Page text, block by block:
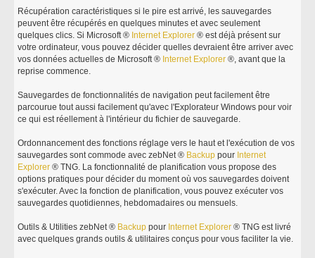
Récupération caractéristiques si le pire est arrivé, les sauvegardes
peuvent être récupérés en quelques minutes et avec seulement
quelques clics. Si Microsoft ® Internet Explorer ® est déjà présent sur
votre ordinateur, vous pouvez décider quelles devraient être arriver avec
vos données actuelles de Microsoft ® Internet Explorer ®, avant que la
reprise commence.
Sauvegardes de fonctionnalités de navigation peut facilement être
parcourue tout aussi facilement qu'avec l'Explorateur Windows pour voir
ce qui est réellement à l'intérieur du fichier de sauvegarde.
Ordonnancement des fonctions réglage vers le haut et l'exécution de vos
sauvegardes sont commode avec zebNet ® Backup pour Internet
Explorer ® TNG. La fonctionnalité de planification vous propose des
options pratiques pour décider du moment où vos sauvegardes doivent
s'exécuter. Avec la fonction de planification, vous pouvez exécuter vos
sauvegardes quotidiennes, hebdomadaires ou mensuels.
Outils & Utilities zebNet ® Backup pour Internet Explorer ® TNG est livré
avec quelques grands outils & utilitaires conçus pour vous faciliter la vie.